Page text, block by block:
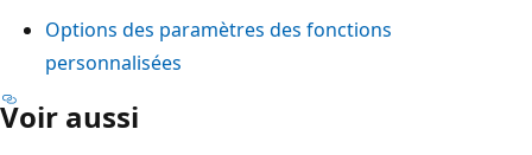
Options des paramètres des fonctions
personnalisées
Voir aussi